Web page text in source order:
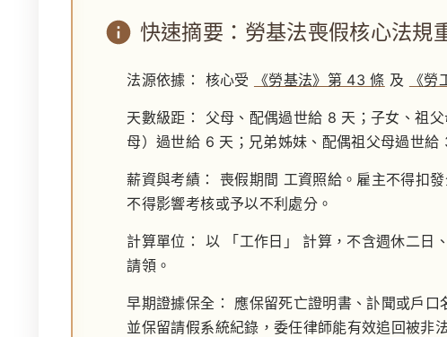
快速摘要：勞基法喪假核心法規
法源依據： 核心受 《勞基法》第 43 條 及 《
天數級距： 父母、配偶過世給 8 天 ；子女、祖
母）過世給 6 天 ；兄弟姊妹、配偶祖父母過世給
薪資與考績： 喪假期間 工資照給 。雇主不得扣
不得影響考核或予以不利處分。
計算單位： 以 「工作日」
計算，不含週休二日
請領。
早期證據保全：
應保留死亡證明書、訃聞或戶
並保留請假系統紀錄，委任律師能有效追回被非